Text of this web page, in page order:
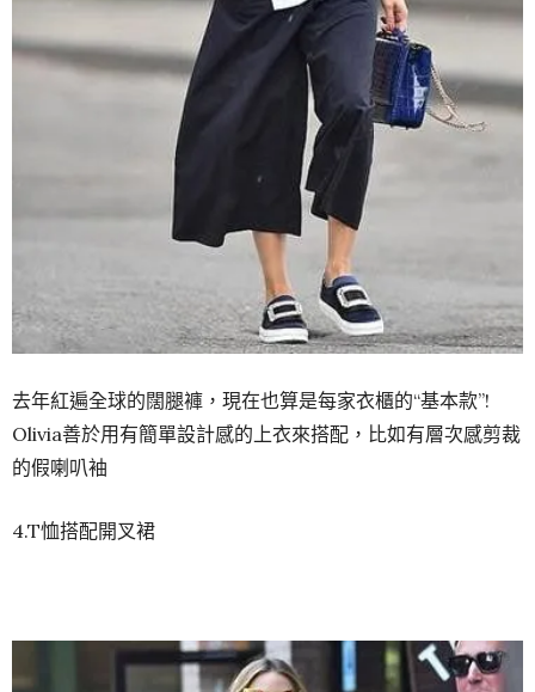
去年紅遍全球的闊腿褲，現在也算是每家衣櫃的“基本款”!
Olivia善於用有簡單設計感的上衣來搭配，比如有層次感剪裁
的假喇叭袖
4.T恤搭配開叉裙